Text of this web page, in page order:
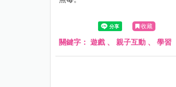
收藏
關鍵字： 遊戲、 親子互動 、 學習